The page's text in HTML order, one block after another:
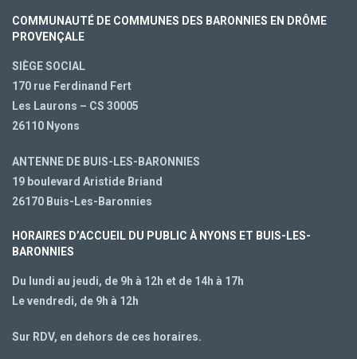
COMMUNAUTÉ DE COMMUNES DES BARONNIES EN DRÔME
PROVENÇALE
SIÈGE SOCIAL
170 rue Ferdinand Fert
Les Laurons – CS 30005
26110 Nyons
ANTENNE DE BUIS-LES-BARONNIES
19 boulevard Aristide Briand
26170 Buis-Les-Baronnies
HORAIRES D’ACCUEIL DU PUBLIC À NYONS ET BUIS-LES-
BARONNIES
Du lundi au jeudi, de 9h à 12h et de 14h à 17h
Le vendredi, de 9h à 12h
Sur RDV, en dehors de ces horaires.